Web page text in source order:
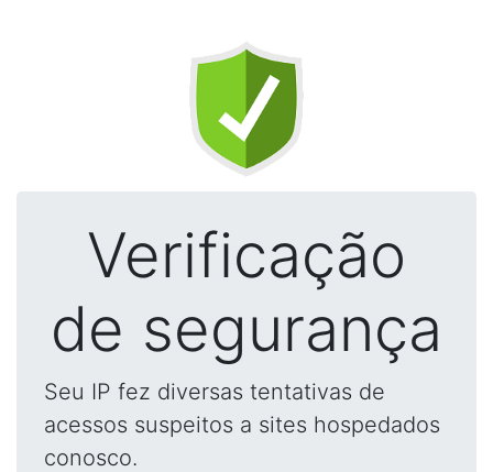
Verificação
de segurança
Seu IP fez diversas tentativas de
acessos suspeitos a sites hospedados
conosco.